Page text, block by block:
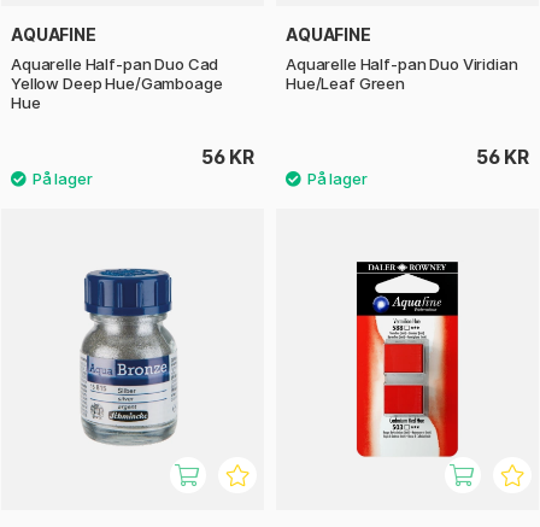
AQUAFINE
Aquarelle Half-pan Duo Cad
Yellow Deep Hue/Gamboage
Hue
56 KR
AQUAFINE
Aquarelle Half-pan Duo Viridian
Hue/Leaf Green
56 KR